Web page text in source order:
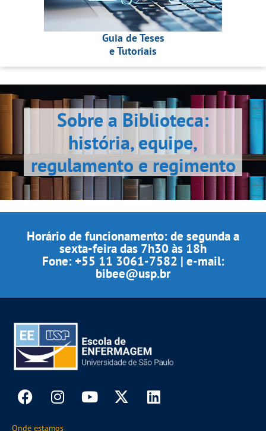
Guia de Teses
e Tutoriais
Sobre a Biblioteca:
história, equipe,
regulamento e regimento
Horário de funcionamento: de segunda a
sexta-feira das 7h30 às 18h
Fone: +55 11 3061-7582 | e-mail:
bibee@usp.br
Onde estamos